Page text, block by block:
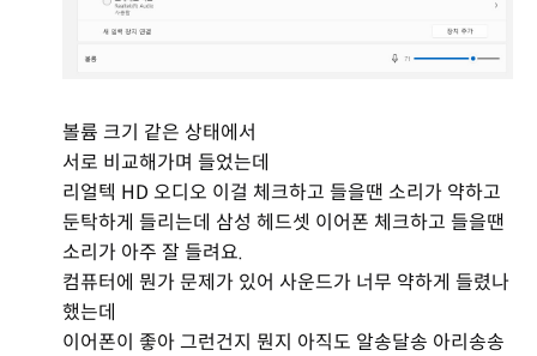
볼륨 크기 같은 상태에서
서로 비교해가며 들었는데
리얼텍 HD 오디오 이걸 체크하고 들을땐 소리가 약하고
둔탁하게 들리는데 삼성 헤드셋 이어폰 체크하고 들을땐
소리가 아주 잘 들려요.
컴퓨터에 뭔가 문제가 있어 사운드가 너무 약하게 들렸나
했는데
이어폰이 좋아 그런건지 뭔지 아직도 알송달송 아리송송